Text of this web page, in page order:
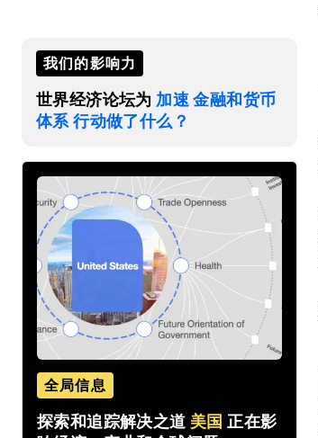
我们的影响力
世界经济论坛为 加速 金融和货币
体系 行动做了什么？
全局信息
探索和追踪解决之道 美国 正在影